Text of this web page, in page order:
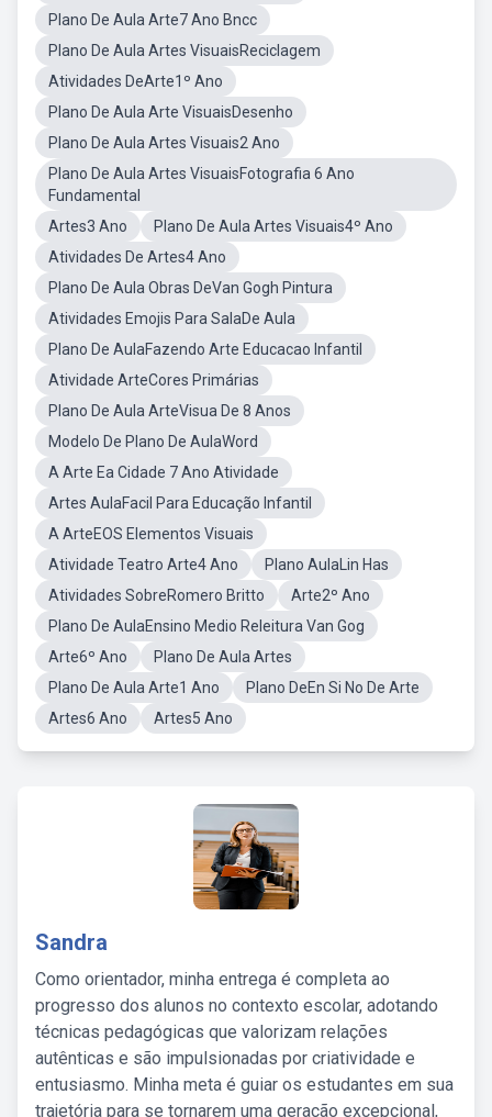
Plano De Aula Arte7 Ano Bncc
Plano De Aula Artes VisuaisReciclagem
Atividades DeArte1º Ano
Plano De Aula Arte VisuaisDesenho
Plano De Aula Artes Visuais2 Ano
Plano De Aula Artes VisuaisFotografia 6 Ano
Fundamental
Artes3 Ano
Plano De Aula Artes Visuais4º Ano
Atividades De Artes4 Ano
Plano De Aula Obras DeVan Gogh Pintura
Atividades Emojis Para SalaDe Aula
Plano De AulaFazendo Arte Educacao Infantil
Atividade ArteCores Primárias
Plano De Aula ArteVisua De 8 Anos
Modelo De Plano De AulaWord
A Arte Ea Cidade 7 Ano Atividade
Artes AulaFacil Para Educação Infantil
A ArteEOS Elementos Visuais
Atividade Teatro Arte4 Ano
Plano AulaLin Has
Atividades SobreRomero Britto
Arte2º Ano
Plano De AulaEnsino Medio Releitura Van Gog
Arte6º Ano
Plano De Aula Artes
Plano De Aula Arte1 Ano
Plano DeEn Si No De Arte
Artes6 Ano
Artes5 Ano
Sandra
Como orientador, minha entrega é completa ao
progresso dos alunos no contexto escolar, adotando
técnicas pedagógicas que valorizam relações
autênticas e são impulsionadas por criatividade e
entusiasmo. Minha meta é guiar os estudantes em sua
trajetória para se tornarem uma geração excepcional,